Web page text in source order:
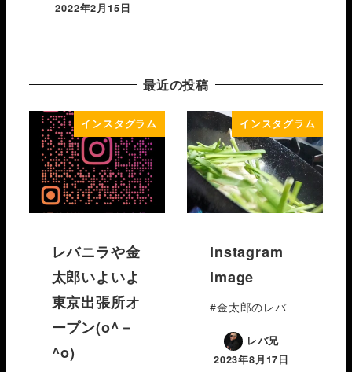
2022年2月15日
最近の投稿
インスタグラム
レバニラや金
太郎いよいよ
東京出張所オ
ープン(o^－
^o)
インスタグラム
Instagram
Image
#金太郎のレバ
レバ兄
2023年8月17日